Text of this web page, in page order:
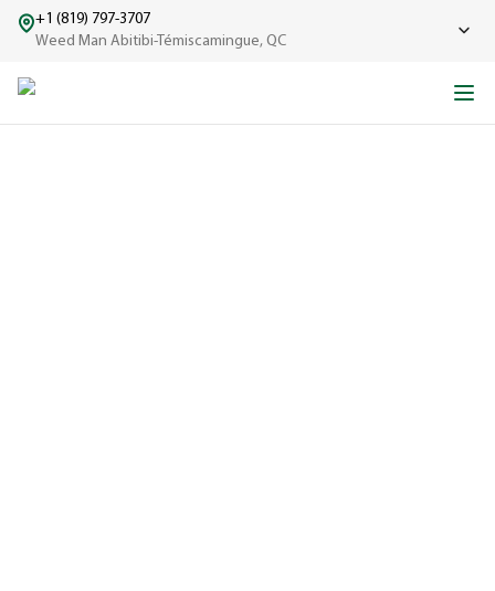
+1 (819) 797-3707
Weed Man Abitibi-Témiscamingue, QC